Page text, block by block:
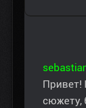
Привет!
сюжету,